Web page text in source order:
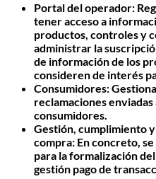
Portal del operador:
tener acceso a
productos, controles y
administrar la
de información de los
consideren de interés
Consumidores:
reclamaciones
consumidores.
Gestión, cumplimiento
compra: En concreto,
para la formalización
gestión pago de